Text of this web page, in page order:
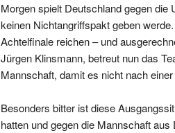
Morgen spielt Deutschland gegen die
keinen Nichtangriffspakt geben
Achtelfinale reichen – und
Jürgen Klinsmann, betreut nun das
Mannschaft, damit es nicht nach
Besonders bitter ist diese
hatten und gegen die Mannschaft